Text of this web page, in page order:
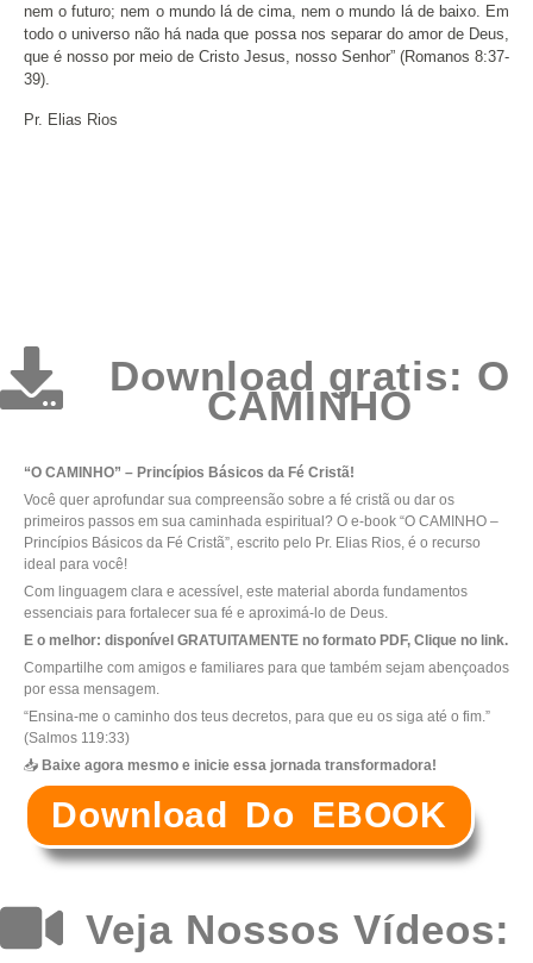
nem o futuro; nem o mundo lá de cima, nem o mundo lá de baixo. Em
todo o universo não há nada que possa nos separar do amor de Deus,
que é nosso por meio de Cristo Jesus, nosso Senhor” (Romanos 8:37-
39).
Pr. Elias Rios
Download gratis: O
CAMINHO
“O CAMINHO” – Princípios Básicos da Fé Cristã!
Você quer aprofundar sua compreensão sobre a fé cristã ou dar os
primeiros passos em sua caminhada espiritual? O e-book “O CAMINHO –
Princípios Básicos da Fé Cristã”, escrito pelo Pr. Elias Rios, é o recurso
ideal para você!
Com linguagem clara e acessível, este material aborda fundamentos
essenciais para fortalecer sua fé e aproximá-lo de Deus.
E o melhor: disponível GRATUITAMENTE no formato PDF, Clique no link.
Compartilhe com amigos e familiares para que também sejam abençoados
por essa mensagem.
“Ensina-me o caminho dos teus decretos, para que eu os siga até o fim.”
(Salmos 119:33)
📥 Baixe agora mesmo e inicie essa jornada transformadora!
Download Do EBOOK
Veja Nossos Vídeos: